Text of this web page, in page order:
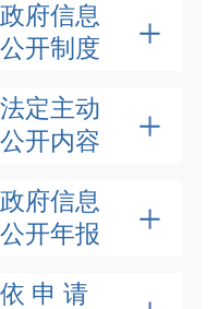
政府信息
公开制度
法定主动
公开内容
政府信息
公开年报
依 申 请